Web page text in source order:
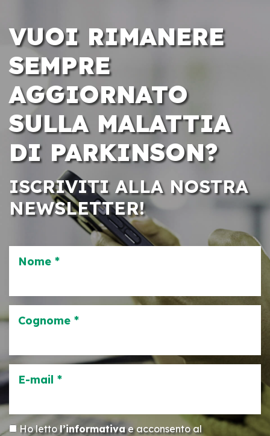
VUOI RIMANERE
SEMPRE
AGGIORNATO
SULLA MALATTIA
DI PARKINSON?
ISCRIVITI ALLA NOSTRA
NEWSLETTER!
Nome *
Cognome *
E-mail *
Ho lettol’informativae acconsento al